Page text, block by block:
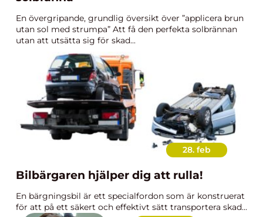
En övergripande, grundlig översikt över ”applicera brun
utan sol med strumpa” Att få den perfekta solbrännan
utan att utsätta sig för skad...
28. feb
Bilbärgaren hjälper dig att rulla!
En bärgningsbil är ett specialfordon som är konstruerat
för att på ett säkert och effektivt sätt transportera skad...